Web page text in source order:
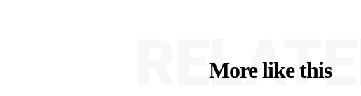
More like this
RELATED